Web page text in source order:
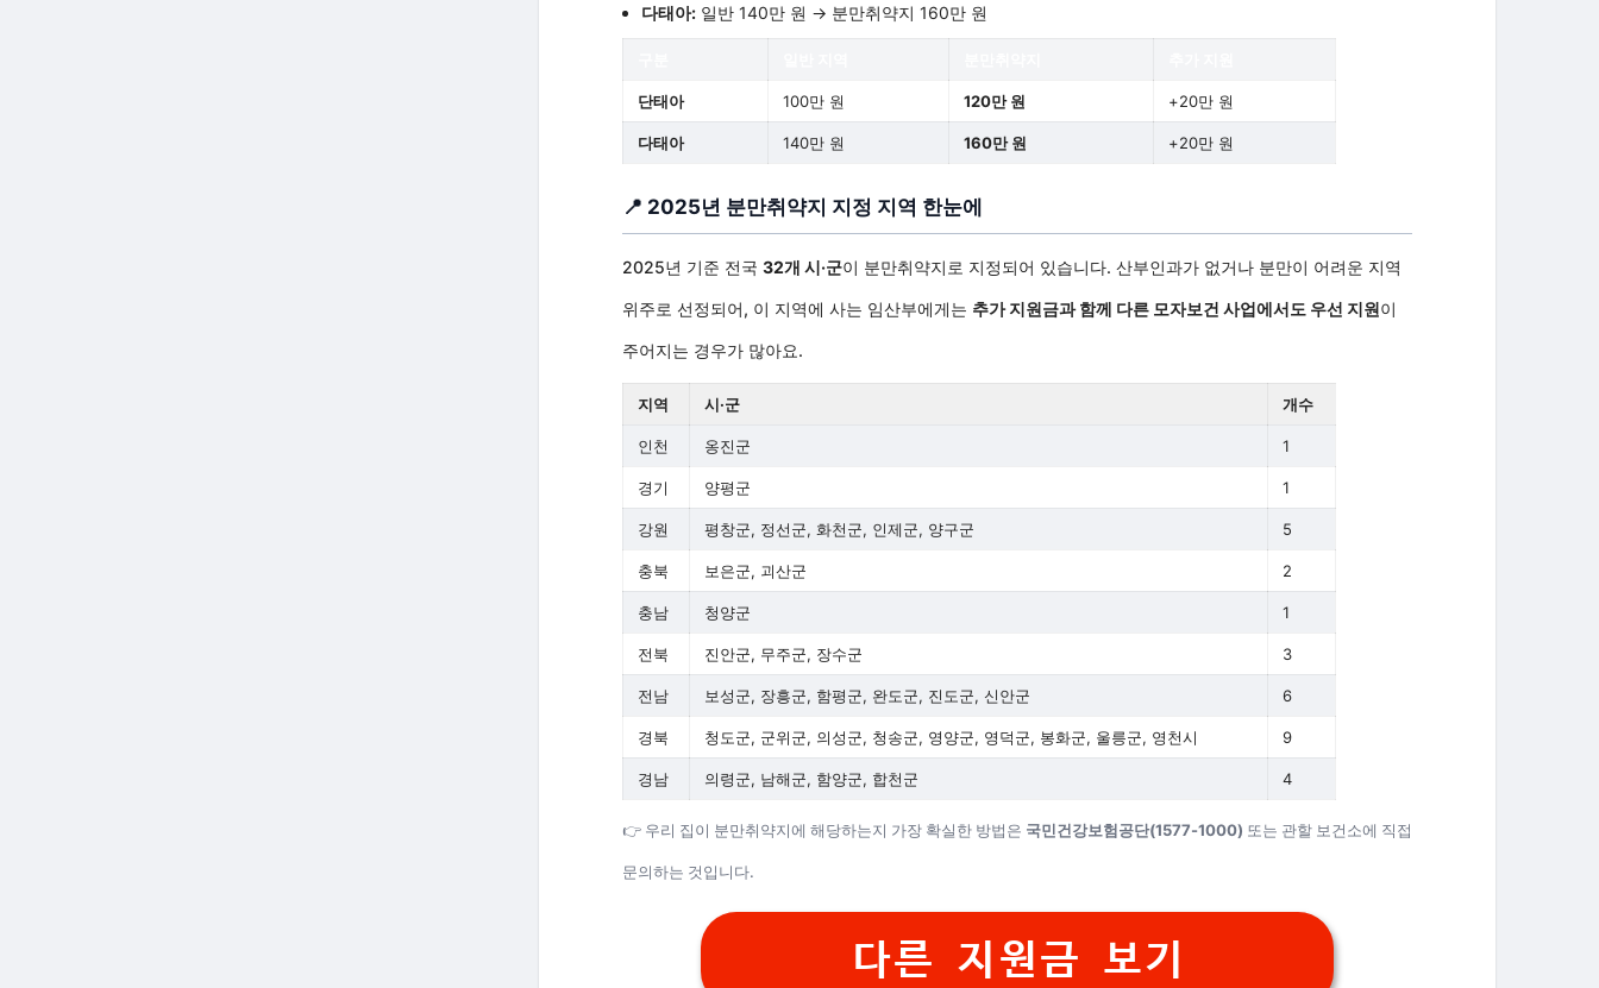
다태아:일반 140만 원 → 분만취약지 160만 원
단태아 100만 원 120만 원 +20만 원
다태아 140만 원 160만 원 +20만 원
📍 2025년 분만취약지 지정 지역 한눈에
2025년 기준 전국 32개 시·군이 분만취약지로 지정되어 있습니다. 산부인과가 없거나 분만이 어려운 지역
위주로 선정되어, 이 지역에 사는 임산부에게는 추가 지원금과 함께 다른 모자보건 사업에서도 우선 지원이
주어지는 경우가 많아요.
지역 시·군 개수
인천 옹진군 1
경기 양평군 1
강원 평창군, 정선군, 화천군, 인제군, 양구군 5
충북 보은군, 괴산군 2
충남 청양군 1
전북 진안군, 무주군, 장수군 3
전남 보성군, 장흥군, 함평군, 완도군, 진도군, 신안군 6
경북 청도군, 군위군, 의성군, 청송군, 영양군, 영덕군, 봉화군, 울릉군, 영천시 9
경남 의령군, 남해군, 함양군, 합천군 4
👉 우리 집이 분만취약지에 해당하는지 가장 확실한 방법은 국민건강보험공단(1577-1000) 또는 관할 보건소에 직접
문의하는 것입니다.
다른 지원금 보기